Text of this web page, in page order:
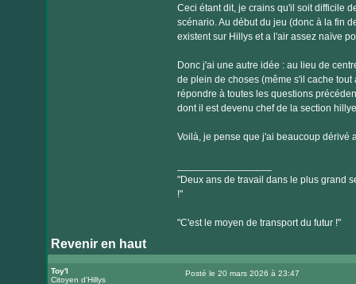
Ceci étant dit, je crains qu'il soit difficile
scénario. Au début du jeu (donc à la fin
existent sur Hillys et a l'air assez naïve
Donc j'ai une autre idée : au lieu de
de plein de choses (même s'il cache
répondre à toutes les questions
dont il est devenu chef de la section
Voilà, je pense que j'ai beaucoup dérivé
"Deux ans de travail dans le plus grand
!"
"C'est le moyen de transport du futur !"
Revenir en haut
Toy'l
Citoyen d'Hillys
Posté le 20 mars 2026 à 23:47